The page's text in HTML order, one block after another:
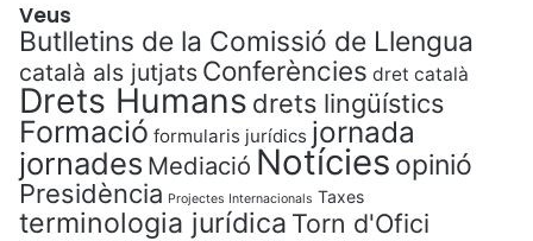
Veus
Butlletins de la Comissió de Llengua
català als jutjats Conferències dret català
Drets Humans drets lingüístics
Formació formularis jurídics jornada
jornades Mediació Notícies opinió
Presidència Projectes Internacionals Taxes
terminologia jurídica Torn d'Ofici